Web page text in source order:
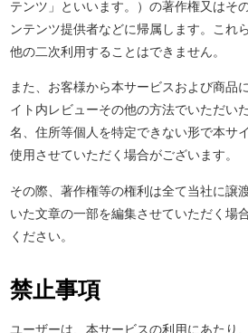
テンツ」といいます。）の著作権又はそ
ンテンツ提供者などに帰属します。これ
他の二次利用することはできません。
また、お客様から本サービスおよび商品
イト内レビューその他の方法でいただい
名、住所等個人を特定できない形で本サ
使用させていただく場合がございます。
その際、著作権等の権利は全て当社に譲
いた文章の一部を編集させていただく場
ください。
禁止事項
ユーザーは、本サービスの利用にあたり